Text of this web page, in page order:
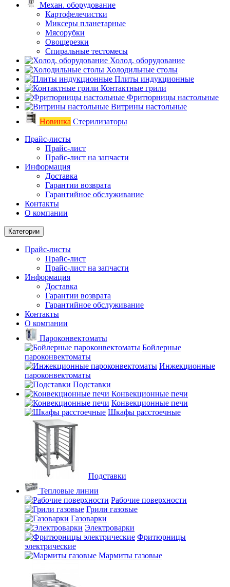
Механ. оборудование
Картофелечистки
Миксеры планетарные
Мясорубки
Овощерезки
Спиральные тестомесы
Холод. оборудование
Холодильные столы
Плиты индукционные
Контактные грили
Фритюрницы настольные
Витрины настольные
Новинка Стерилизаторы
Прайс-листы
Прайс-лист
Прайс-лист на запчасти
Информация
Доставка
Гарантии возврата
Гарантийное обслуживание
Контакты
О компании
Категории
Прайс-листы
Прайс-лист
Прайс-лист на запчасти
Информация
Доставка
Гарантии возврата
Гарантийное обслуживание
Контакты
О компании
Пароконвектоматы
Бойлерные
пароконвектоматы
Инжекционные
пароконвектоматы
Подставки
Конвекционные печи
Конвекционные печи
Шкафы расстоечные
Подставки
Тепловые линии
Рабочие поверхности
Грили газовые
Газоварки
Электроварки
Фритюрницы
электрические
Мармиты газовые